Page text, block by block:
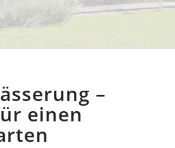
–
einen